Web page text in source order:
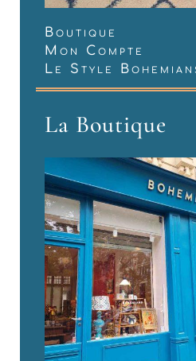
Boutique
Mon Compte
Le Style
La Boutique